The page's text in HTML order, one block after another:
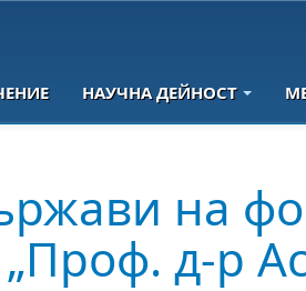
НАУЧНА ДЕЙНОСТ
на
д-р